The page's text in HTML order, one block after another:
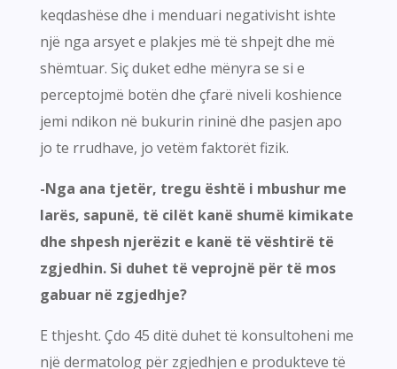
keqdashëse dhe i menduari negativisht ishte
një nga arsyet e plakjes më të shpejt dhe më
shëmtuar. Siç duket edhe mënyra se si e
perceptojmë botën dhe çfarë niveli koshience
jemi ndikon në bukurin rininë dhe pasjen apo
jo te rrudhave, jo vetëm faktorët fizik.
-Nga ana tjetër, tregu është i mbushur me
larës, sapunë, të cilët kanë shumë kimikate
dhe shpesh njerëzit e kanë të vështirë të
zgjedhin. Si duhet të veprojnë për të mos
gabuar në zgjedhje?
E thjesht. Çdo 45 ditë duhet të konsultoheni me
një dermatolog për zgjedhjen e produkteve të